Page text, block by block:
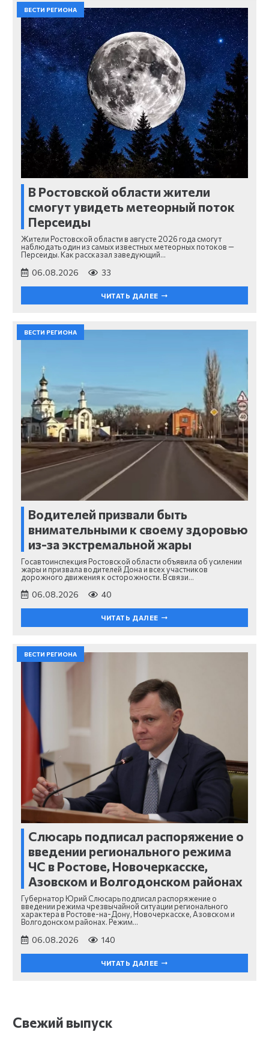
ВЕСТИ РЕГИОНА
В Ростовской области жители
смогут увидеть метеорный поток
Персеиды
Жители Ростовской области в августе 2026 года смогут
наблюдать один из самых известных метеорных потоков —
Персеиды. Как рассказал заведующий…
06.08.2026 33
ЧИТАТЬ ДАЛЕЕ
ВЕСТИ РЕГИОНА
Водителей призвали быть
внимательными к своему здоровью
из-за экстремальной жары
Госавтоинспекция Ростовской области объявила об усилении
жары и призвала водителей Дона и всех участников
дорожного движения к осторожности. В связи…
06.08.2026 40
ЧИТАТЬ ДАЛЕЕ
ВЕСТИ РЕГИОНА
Слюсарь подписал распоряжение о
введении регионального режима
ЧС в Ростове, Новочеркасске,
Азовском и Волгодонском районах
Губернатор Юрий Слюсарь подписал распоряжение о
введении режима чрезвычайной ситуации регионального
характера в Ростове-на-Дону, Новочеркасске, Азовском и
Волгодонском районах. Режим…
06.08.2026 140
ЧИТАТЬ ДАЛЕЕ
Свежий выпуск